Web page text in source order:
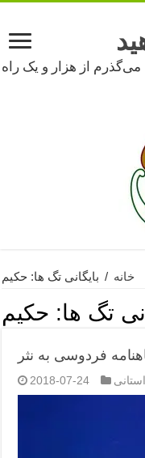
می‌گذرم از هزار و یک راه
خانه / بایگانی تگ ها: حکیم
تگ ها: حکیم
فردوسی به نثر
2018-07-24